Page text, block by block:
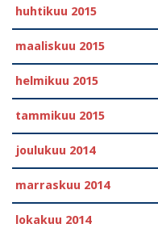
huhtikuu 2015
maaliskuu 2015
helmikuu 2015
tammikuu 2015
joulukuu 2014
marraskuu 2014
lokakuu 2014